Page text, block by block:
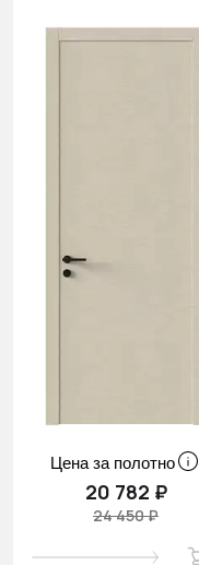
Цена за полотно
20 782 ₽
24 450 ₽